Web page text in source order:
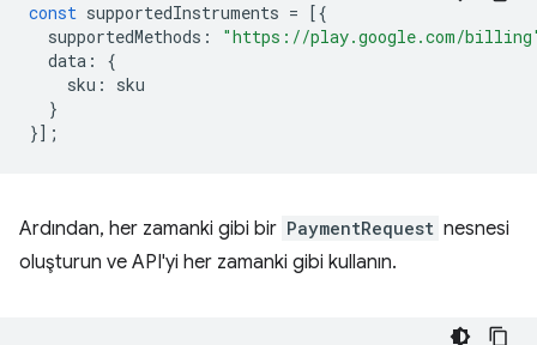
const supportedInstruments = [{
supportedMethods :
"https://play.google.com/
data :
{
sku :
sku
}
}];
Ardından, her zamanki gibi bir PaymentRequest nesnesi
oluşturun ve API'yi her zamanki gibi kullanın.